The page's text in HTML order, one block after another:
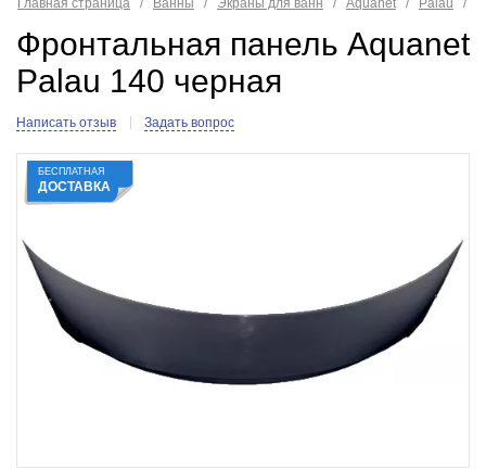
Фронтальная панель Aquanet
Palau 140 черная
Написать отзыв Задать вопрос
БЕСПЛАТНАЯ
ДОСТАВКА